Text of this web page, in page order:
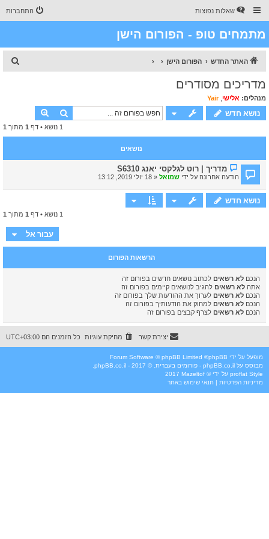
שאלות נפוצות התחברות
מתמחים טופ - הפורום הישן
האתר החדש הפורום הישן
מדריכים מסודרים
מנהלים: אלישי ,
Yair
נושא חדש חיפוש
1 נושא • דף 1 מתוך 1
נושאים
מדריך | רוט לגלקסי יאנג S6310
הודעה אחרונה על ידי שמואל « 18 יולי 2019, 13:12
נושא חדש
1 נושא • דף 1 מתוך 1
עבור אל
הרשאות הפורום
הנכם לא רשאים לכתוב נושאים חדשים בפורום זה
אתה לא רשאים להגיב לנושאים קיימים בפורום זה
הנכם לא רשאים לערוך את ההודעות שלך בפורום זה
הנכם לא רשאים למחוק את הודעותיך בפורום זה
הנכם לא רשאים לצרף קבצים בפורום זה
כל הזמנים הם UTC+03:00 מחיקת עוגיות יצירת קשר
מופעל על ידי phpBB
® Forum Software © phpBB Limited
מבוסס על phpBB.co.il - פורומים בעברית
. © 2017 - phpBB.co.il.
Style
proflat על ידי © Mazeltof
מדיניות הפרטיות | תנאי שימוש באתר